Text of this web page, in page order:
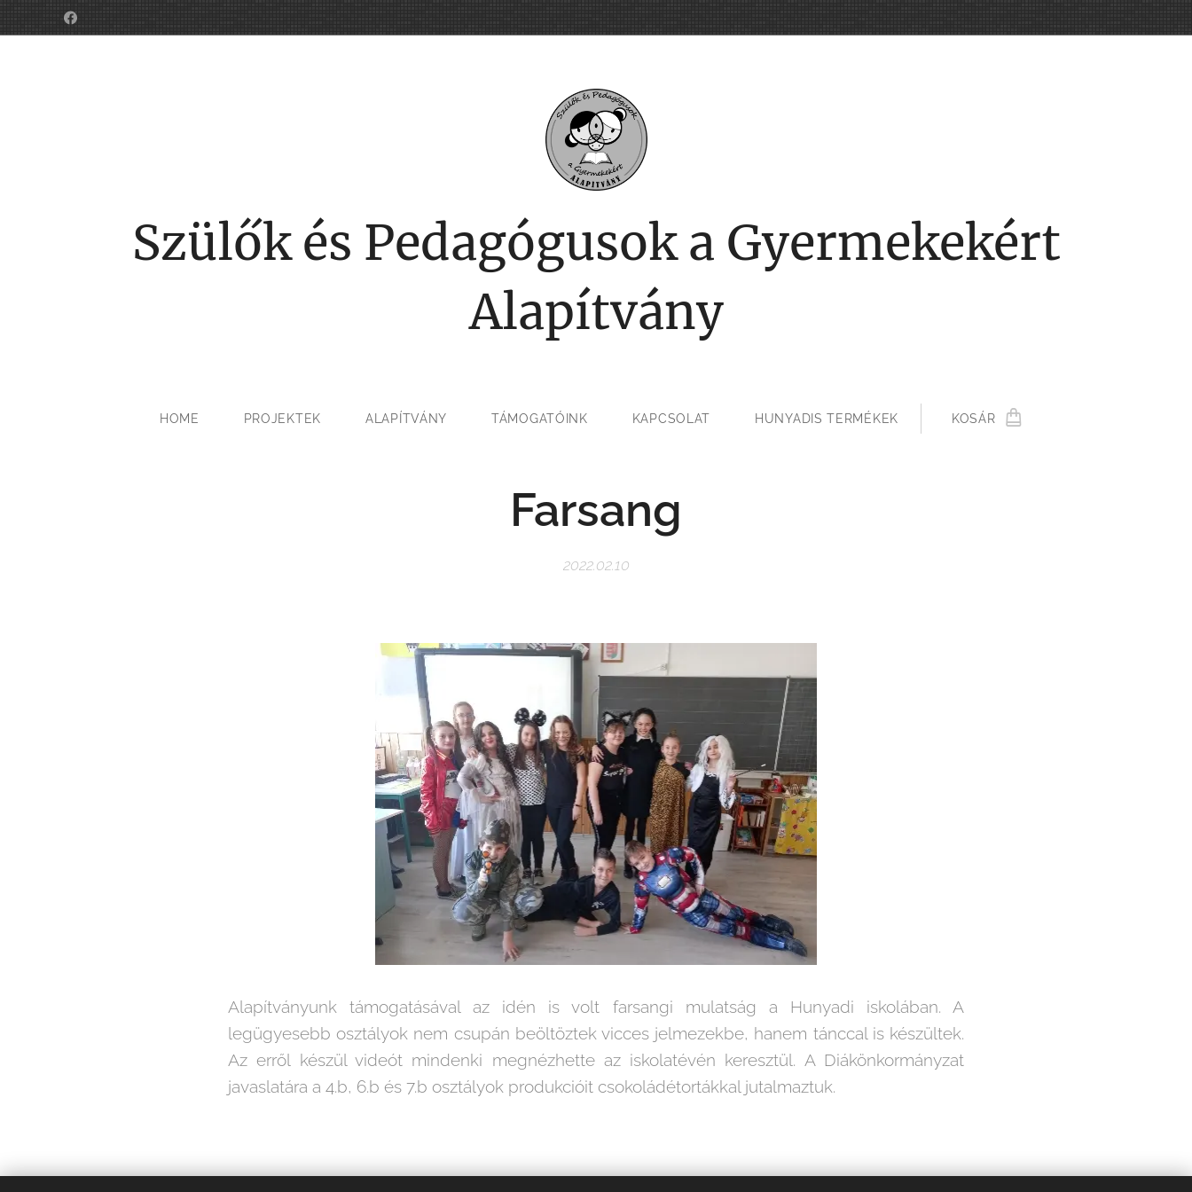
Szülők és Pedagógusok a Gyermekekért
Alapítvány
HOME PROJEKTEK ALAPÍTVÁNY TÁMOGATÓINK KAPCSOLAT HUNYADIS TERMÉKEK KOSÁR
Farsang
2022.02.10
Alapítványunk támogatásával az idén is volt farsangi mulatság a Hunyadi iskolában. A
legügyesebb osztályok nem csupán beöltöztek vicces jelmezekbe, hanem tánccal is készültek.
Az erről készül videót mindenki megnézhette az iskolatévén keresztül. A Diákönkormányzat
javaslatára a 4.b, 6.b és 7.b osztályok produkcióit csokoládétortákkal jutalmaztuk.